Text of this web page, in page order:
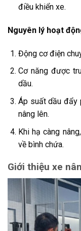
điều khiển xe.
Nguyên lý hoạt
Động cơ điện
Cơ năng được
dầu.
Áp suất dầu đẩy
nâng lên.
Khi hạ càng
về bình chứa.
Giới thiệu xe